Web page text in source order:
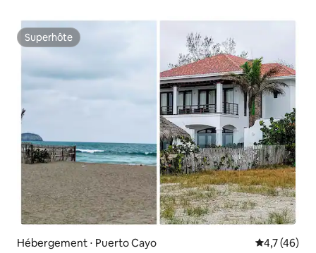
Superhôte
Superhôte
Hébergement ⋅ Puerto Cayo Évaluation
4,7 (46)